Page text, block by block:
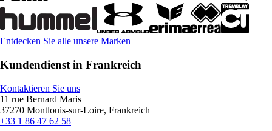
Entdecken Sie alle unsere Marken
Kundendienst in Frankreich
Kontaktieren Sie uns
11 rue Bernard Maris
37270 Montlouis-sur-Loire, Frankreich
+33 1 86 47 62 58